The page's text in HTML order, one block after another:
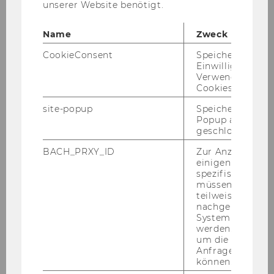
fixed-width, very deep networks. We establish
nonasymptotic bounds for these deep nets for
a general class of nonparametric regression-
type loss functions, which includes as special
cases least squares, logistic regression, and
other generalized linear models. We then apply
our theory to develop semiparametric
inference, focusing on causal parameters for
concreteness, such as treatment effects,
expected welfare, and decomposition effects.
Inference in many other semiparametric
contexts can be readily obtained. We
demonstrate the effectiveness of deep learning
with a Monte Carlo analysis and an empirical
application to direct mail marketing.
Joint work with Tengyuan Liang and Sanjog
unserer Website benötigt.
Name
Zweck
CookieConsent
Speichert Ihre
Einwilligung zur
Verwendung von
Cookies.
site-popup
Speichert ob ein
Popup
geschlossen
BACH_PRXY_ID
Zur Anzeige von
einigen WU-
spezifischen
müssen
teilweise von
nachgelagerten
System
werden.
um die Antwort
Anfrage
können.